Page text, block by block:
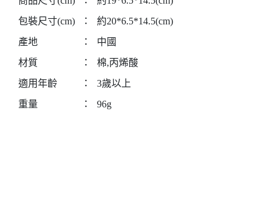
包裝尺寸(cm)
：
約20*6.5*14.5(cm)
產地
：
中國
材質
：
棉,丙烯酸
適用年齡
：
3歲以上
重量
： 96g